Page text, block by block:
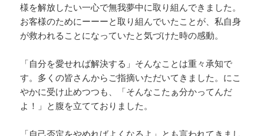
様を解放したい一心で無我夢中に取り組んできました。
お客様のためにーーーと取り組んでいたことが、私自身
が救われることになっていたと気づけた時の感動。
「自分を愛せれば解決する」そんなことは重々承知で
す。多くの皆さんからご指摘いただいてきました。にこ
やかに受け止めつつも、「そんなこたぁ分かってんだ
よ！」と腹を立てておりました。
「自己否定をやめればよくなるよ」とも言われてきまし